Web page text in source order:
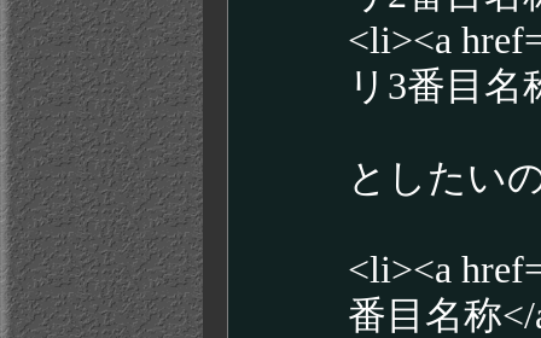
<li><a
リ3番目名
としたい
<li><a
番目名称